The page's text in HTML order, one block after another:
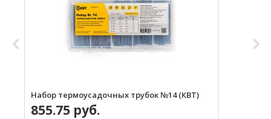
Набор термоусадочных трубок №14 (КВТ)
855.75 руб.